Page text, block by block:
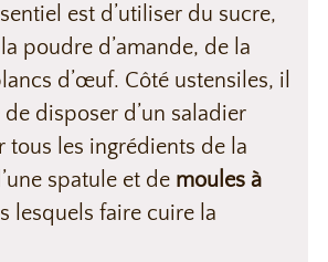
est d’utiliser du sucre,
poudre d’amande, de la
d’œuf. Côté ustensiles, il
de disposer d’un saladier
tous les ingrédients de la
spatule et de moules à
lesquels faire cuire la